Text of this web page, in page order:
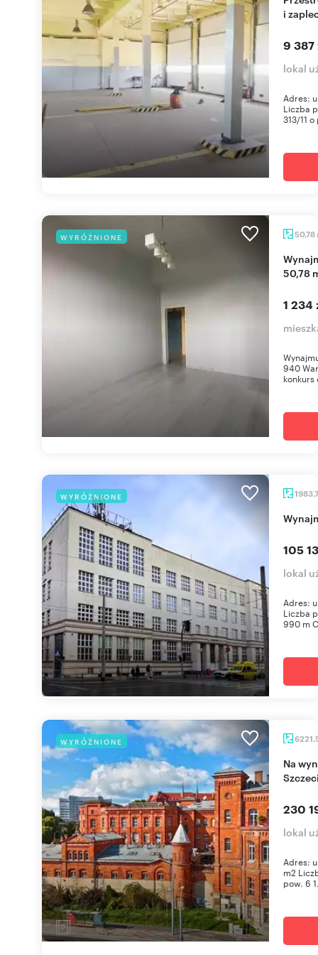
i
9 387
lokal
Adres:
Liczba
313/11
WYRÓŻNIONE 50,78
Wynajmę komfortowe 2-pokojowe mieszkanie
50,78
1 234
940
konkurs
WYRÓŻNIONE
105
lokal
Adres:
Liczba
990 m
WYRÓŻNIONE
Na wynajem przestronne biuro 6221 m² w
230
lokal
Adres:
m2
pow. 6